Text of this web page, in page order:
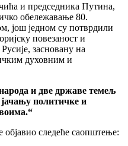
и председника Путина,
обележавање 80.
још једном су потврдили
повезаност и
засновану на
духовним и
и две државе темељ
јачању политичке и
следеће саопштење: